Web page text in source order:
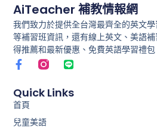
AiTeacher 補教情報網
我們致力於提供全台灣最齊全的英文
等補習班資訊，還有線上英文、美語
得推薦和最新優惠、免費英語學習禮包
F
a
e
b
o
o
L
i
e
Quick Links
首頁
兒童美語